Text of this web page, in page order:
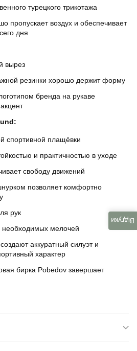
турецкого трикотажа
пропускает воздух и обеспечивает
дня
вырез
резинки хорошо держит форму
бренда на рукаве
спортивной плащёвки
и практичностью в уходе
свободу движений
позволяет комфортно
рук
необходимых мелочей
аккуратный силуэт и
характер
бирка Pobedov завершает
Відгуки